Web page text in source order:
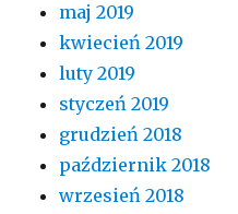
maj 2019
kwiecień 2019
luty 2019
styczeń 2019
grudzień 2018
październik 2018
wrzesień 2018